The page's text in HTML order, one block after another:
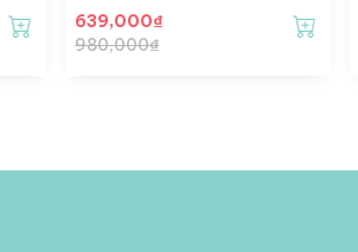
639,000₫
980,000₫